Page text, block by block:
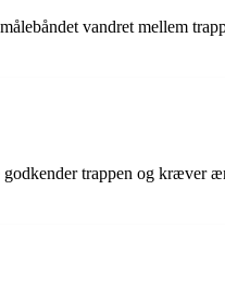
vandret mellem
trappen og kræver